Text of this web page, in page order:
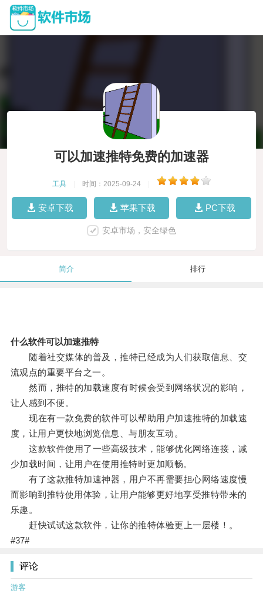
可以加速推特免费的加速器
工具 时间：2025-09-24
安卓下载 苹果下载 PC下载
安卓市场，安全绿色
简介 排行
什么软件可以加速推特
随着社交媒体的普及，推特已经成为人们获取信息、交
流观点的重要平台之一。
然而，推特的加载速度有时候会受到网络状况的影响，
让人感到不便。
现在有一款免费的软件可以帮助用户加速推特的加载速
度，让用户更快地浏览信息、与朋友互动。
这款软件使用了一些高级技术，能够优化网络连接，减
少加载时间，让用户在使用推特时更加顺畅。
有了这款推特加速神器，用户不再需要担心网络速度慢
而影响到推特使用体验，让用户能够更好地享受推特带来的
乐趣。
赶快试试这款软件，让你的推特体验更上一层楼！。
#37#
评论
游客